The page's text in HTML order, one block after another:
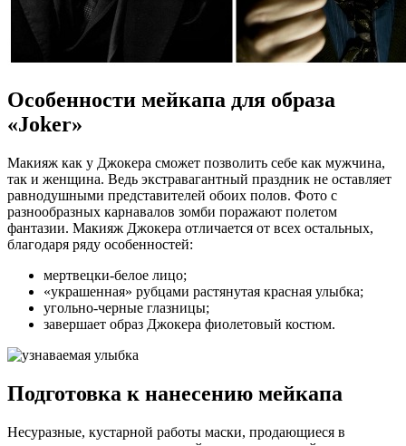
Особенности мейкапа для образа
«Joker»
Макияж как у Джокера сможет позволить себе как мужчина,
так и женщина. Ведь экстравагантный праздник не оставляет
равнодушными представителей обоих полов. Фото с
разнообразных карнавалов зомби поражают полетом
фантазии. Макияж Джокера отличается от всех остальных,
благодаря ряду особенностей:
мертвецки-белое лицо;
«украшенная» рубцами растянутая красная улыбка;
угольно-черные глазницы;
завершает образ Джокера фиолетовый костюм.
Подготовка к нанесению мейкапа
Несуразные, кустарной работы маски, продающиеся в